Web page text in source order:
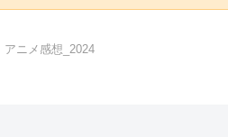
アニメ感想_2024